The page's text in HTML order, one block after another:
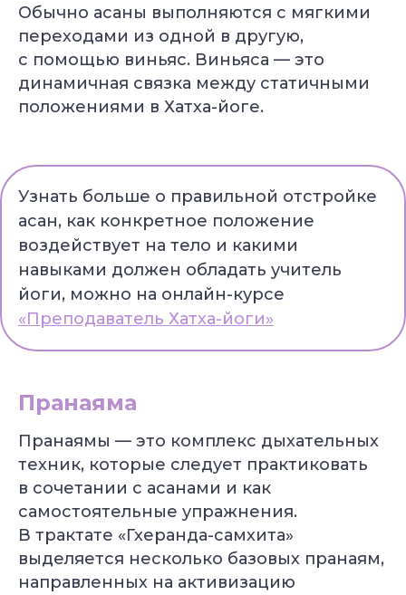
Обычно асаны выполняются с мягкими
переходами из одной в другую,
с помощью виньяс. Виньяса — это
динамичная связка между статичными
положениями в Хатха-йоге.
Узнать больше о правильной отстройке
асан, как конкретное положение
воздействует на тело и какими
навыками должен обладать учитель
йоги, можно на онлайн-курсе
«Преподаватель Хатха-йоги»
Пранаяма
Пранаямы — это комплекс дыхательных
техник, которые следует практиковать
в сочетании с асанами и как
самостоятельные упражнения.
В трактате «Гхеранда-самхита»
выделяется несколько базовых пранаям,
направленных на активизацию